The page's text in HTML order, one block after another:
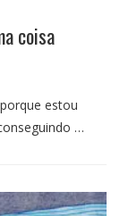
coisa
estou
…